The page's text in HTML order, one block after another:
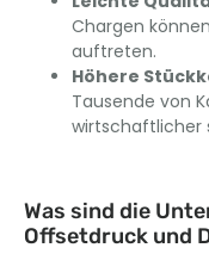
Chargen
auftreten.
Höhere
Tausende von
wirtschaftlicher
Was sind die
Offsetdruck und